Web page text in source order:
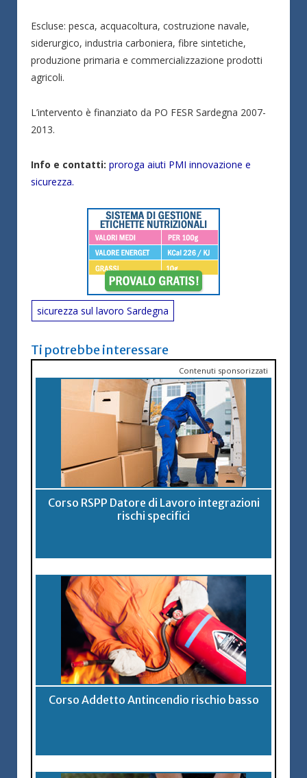
Escluse: pesca, acquacoltura, costruzione navale,
siderurgico, industria carboniera, fibre sintetiche,
produzione primaria e commercializzazione prodotti
agricoli.
L’intervento è finanziato da PO FESR Sardegna 2007-
2013.
Info e contatti: proroga aiuti PMI innovazione e
sicurezza.
sicurezza sul lavoro Sardegna
Ti potrebbe interessare
Contenuti sponsorizzati
Corso RSPP Datore di Lavoro integrazioni
rischi specifici
Corso Addetto Antincendio rischio basso